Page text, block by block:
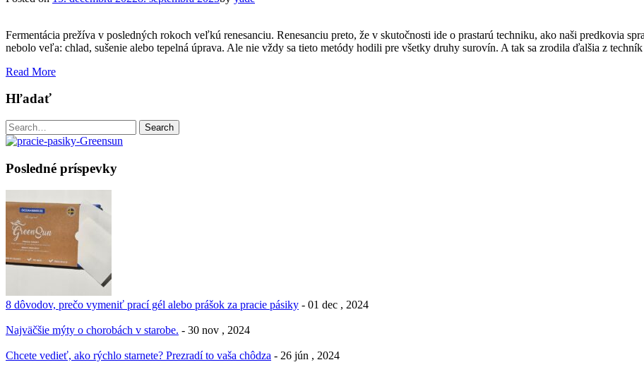
Fermentácia prežíva v posledných rokoch veľkú renesanciu. Renesanciu preto, že v skutočnosti ide o prastarú techniku, ako naši predkovia
nebolo veľa: chlad, sušenie alebo tepelná úprava. Ale nie vždy sa tieto metódy hodili pre všetky druhy surovín. A tak sa zrodila ďalšia z
Read More
Hľadať
Search
for:
Search
Posledné príspevky
8 dôvodov, prečo vymeniť prací gél alebo prášok za pracie pásiky - 01 dec , 2024
Najväčšie mýty o chorobách v starobe. - 30 nov , 2024
Chcete vedieť, ako rýchlo starnete? Prezradí to vaša chôdza - 26 jún , 2024